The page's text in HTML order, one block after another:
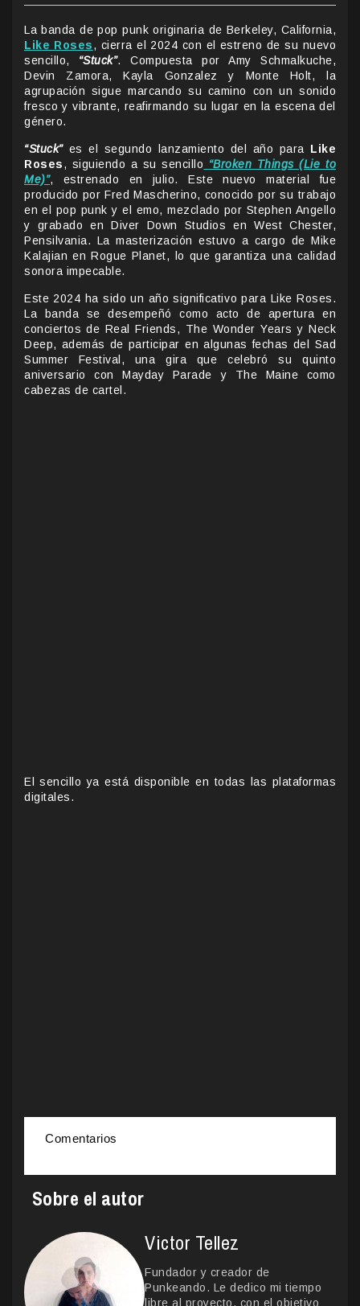
La banda de pop punk originaria de Berkeley, California,
Like Roses, cierra el 2024 con el estreno de su nuevo
sencillo, “Stuck”. Compuesta por Amy Schmalkuche,
Devin Zamora, Kayla Gonzalez y Monte Holt, la
agrupación sigue marcando su camino con un sonido
fresco y vibrante, reafirmando su lugar en la escena del
género.
“Stuck”es el segundo lanzamiento del año para Like
Roses, siguiendo a su sencillo “Broken Things (Lie to
Me)”, estrenado en julio. Este nuevo material fue
producido por Fred Mascherino, conocido por su trabajo
en el pop punk y el emo, mezclado por Stephen Angello
y grabado en Diver Down Studios en West Chester,
Pensilvania. La masterización estuvo a cargo de Mike
Kalajian en Rogue Planet, lo que garantiza una calidad
sonora impecable.
Este 2024 ha sido un año significativo para Like Roses.
La banda se desempeñó como acto de apertura en
conciertos de Real Friends, The Wonder Years y Neck
Deep, además de participar en algunas fechas del Sad
Summer Festival, una gira que celebró su quinto
aniversario con Mayday Parade y The Maine como
cabezas de cartel.
El sencillo ya está disponible en todas las plataformas
digitales.
Comentarios
Sobre el autor
Victor Tellez
Fundador y creador de
Punkeando. Le dedico mi tiempo
libre al proyecto, con el objetivo